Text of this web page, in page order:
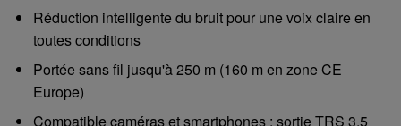
Réduction intelligente du bruit pour une voix claire en
toutes conditions
Portée sans fil jusqu'à 250 m (160 m en zone CE
Europe)
Compatible caméras et smartphones : sortie TRS 3,5